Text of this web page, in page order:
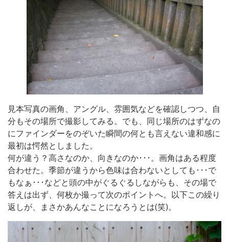
見本写真の画角、アングル、雰囲気などを確認しつつ、自
分もその場所で撮影してみる。でも、同じ場所のはずなの
にファインダーをのぞいた瞬間の何とも言えない違和感に
最初は愕然としました。
何が違う？高さなのか、向きなのか･･･。画角はある程度
合わせた。季節が違うから色味は合わないとしても･･･で
もなぁ･･･などと頭の中がぐるぐるしながらも、その場で
答えは出ず、何枚か撮って次のポイントへ。以下この繰り
返しが、まさかあんなことになろうとは(笑)。